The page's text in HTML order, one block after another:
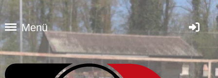
Menü